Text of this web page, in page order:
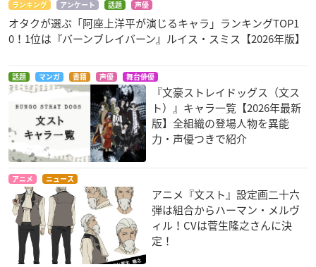
ランキング アンケート 話題 声優
オタクが選ぶ「阿座上洋平が演じるキャラ」ランキングTOP1
0！1位は『バーンブレイバーン』ルイス・スミス【2026年版】
話題 マンガ 書籍 声優 舞台俳優
『文豪ストレイドッグス（文ス
ト）』キャラ一覧【2026年最新
版】全組織の登場人物を異能
力・声優つきで紹介
アニメ ニュース
アニメ『文スト』設定画二十六
弾は組合からハーマン・メルヴ
ィル！CVは菅生隆之さんに決
定！